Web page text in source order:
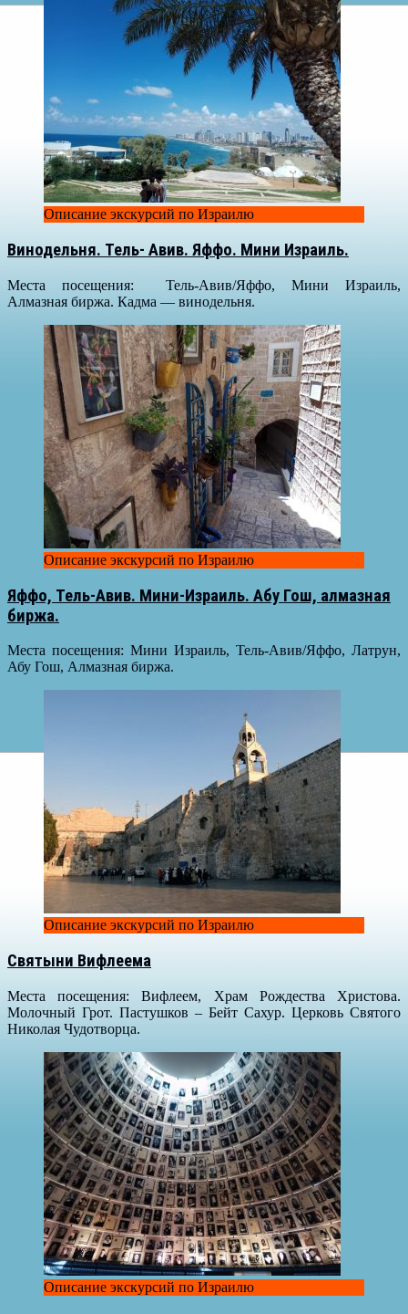
Описание экскурсий по Израилю
Винодельня. Тель- Авив. Яффо. Мини Израиль.
Места посещения: Тель-Авив/Яффо, Мини Израиль,
Алмазная биржа. Кадма — винодельня.
Описание экскурсий по Израилю
Яффо, Тель-Авив. Мини-Израиль. Абу Гош, алмазная
биржа.
Места посещения: Мини Израиль, Тель-Авив/Яффо, Латрун,
Абу Гош, Алмазная биржа.
Описание экскурсий по Израилю
Святыни Вифлеема
Места посещения: Вифлеем, Храм Рождества Христова.
Молочный Грот. Пастушков – Бейт Сахур. Церковь Святого
Николая Чудотворца.
Описание экскурсий по Израилю